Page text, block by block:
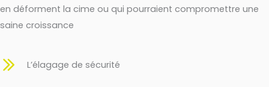
en déforment la cime ou qui pourraient compromettre une
saine croissance
L’élagage de sécurité